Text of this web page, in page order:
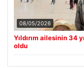
08/05/2026
Yıldırım ailesinin 34
oldu